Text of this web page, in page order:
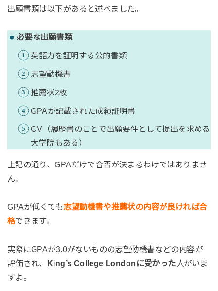
出願書類は以下があると述べました。
必要な出願書類
英語力を証明する公的書類
志望動機書
推薦状2枚
GPAが記載された成績証明書
CV（履歴書のことで出願要件として提出を求める
大学院もある）
上記の通り、GPAだけで合否が決まるわけではありませ
ん。
GPAが低くても志望動機書や推薦状の内容が良ければ合
格できます。
実際にGPAが3.0がないものの志望動機書などの内容が
評価され、 King’s College Londonに受かった 人がいま
すよ。